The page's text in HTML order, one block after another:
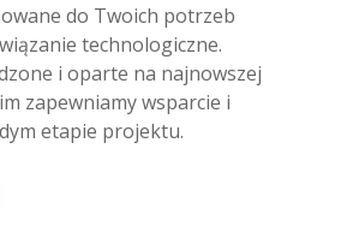
do Twoich potrzeb
technologiczne.
i oparte na najnowszej
zapewniamy wsparcie i
etapie projektu.